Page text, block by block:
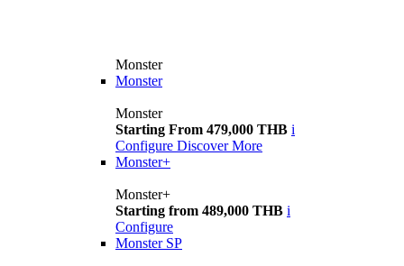
Monster
Monster
Monster
Starting From 479,000 THB i
Configure Discover More
Monster+
Monster+
Starting from 489,000 THB i
Configure
Monster SP